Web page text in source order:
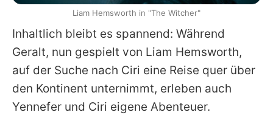
Inhaltlich bleibt es spannend: Während
Geralt, nun gespielt von Liam Hemsworth,
auf der Suche nach Ciri eine Reise quer über
den Kontinent unternimmt, erleben auch
Yennefer und Ciri eigene Abenteuer.
Liam Hemsworth in "The Witcher"